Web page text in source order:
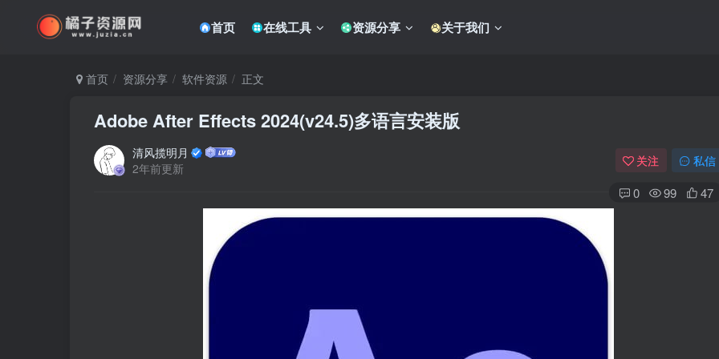
首页 在线工具 资源分享 关于我们
首页 资源分享 软件资源 正文
Adobe After Effects 2024(v24.5)多语言安装版
清风揽明月
2年前更新
关注 私信
0 99 47